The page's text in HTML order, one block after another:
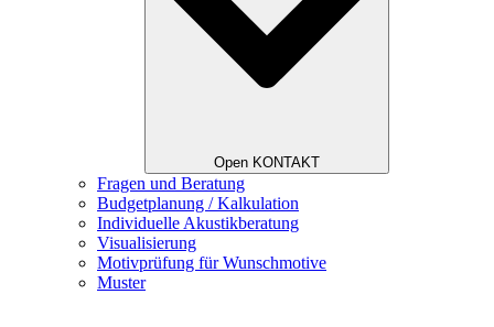
Open KONTAKT
Fragen und Beratung
Budgetplanung / Kalkulation
Individuelle Akustikberatung
Visualisierung
Motivprüfung für Wunschmotive
Muster